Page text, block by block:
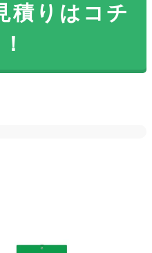
りはコチ